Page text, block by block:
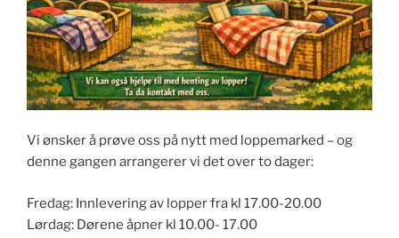
Vi ønsker å prøve oss på nytt med loppemarked – og
denne gangen arrangerer vi det over to dager:
Fredag: Innlevering av lopper fra kl 17.00-20.00
Lørdag: Dørene åpner kl 10.00- 17.00